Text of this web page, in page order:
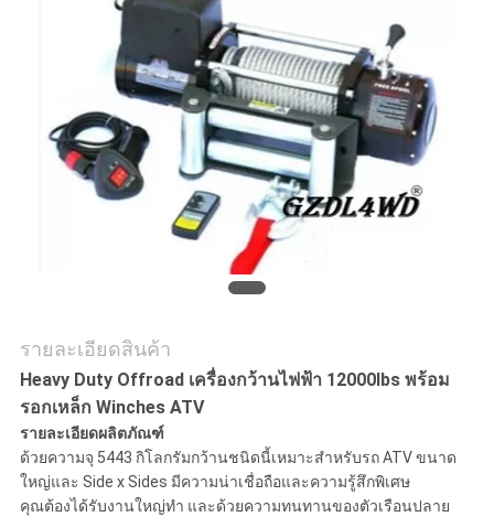
ONLINE
แผนผัง
เว็บไซต์
รายละเอียดสินค้า
Heavy Duty Offroad เครื่องกว้านไฟฟ้า 12000lbs พร้อม
รอกเหล็ก Winches ATV
รายละเอียดผลิตภัณฑ์
ด้วยความจุ 5443 กิโลกรัมกว้านชนิดนี้เหมาะสำหรับรถ ATV ขนาด
ใหญ่และ Side x Sides มีความน่าเชื่อถือและความรู้สึกพิเศษ
คุณต้องได้รับงานใหญ่ทำ และด้วยความทนทานของตัวเรือนปลาย